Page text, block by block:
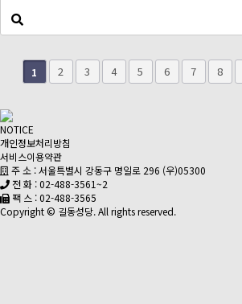
1 2 3 4 5 6 7 8
NOTICE
개인정보처리방침
서비스이용약관
주 소 : 서울특별시 강동구 명일로 296 (우)05300
전 화 : 02-488-3561~2
팩 스 : 02-488-3565
Copyright © 길동성당. All rights reserved.